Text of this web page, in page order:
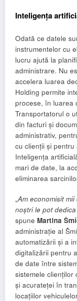
Inteligența
Odată ce datele
instrumentelor cu
lucru ajută la
administrare. Nu
accelera luarea
Holding permite
procese, în luarea
Transportatorul o
din facturi și
administrativ,
cu clienții și
Inteligența
mari de date, la
eliminarea
„Am economisit
noștri le pot
spune Martina
administrație al
automatizării și a
digitalizării pentru
de date între
sistemele clienților
și acurateței în
locațiilor